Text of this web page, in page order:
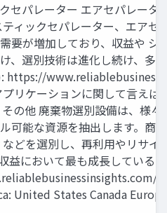
セパレーター エアセパレー
ィックセパレーター、エア
要が増加しており、収益や
、選別技術は進化し続け、多
https://
リケーションに関して言え
その他 廃棄物選別設備は、様
可能な資源を抽出します。商
などを選別し、再利用やリサ
益において最も成長している
United States Canada